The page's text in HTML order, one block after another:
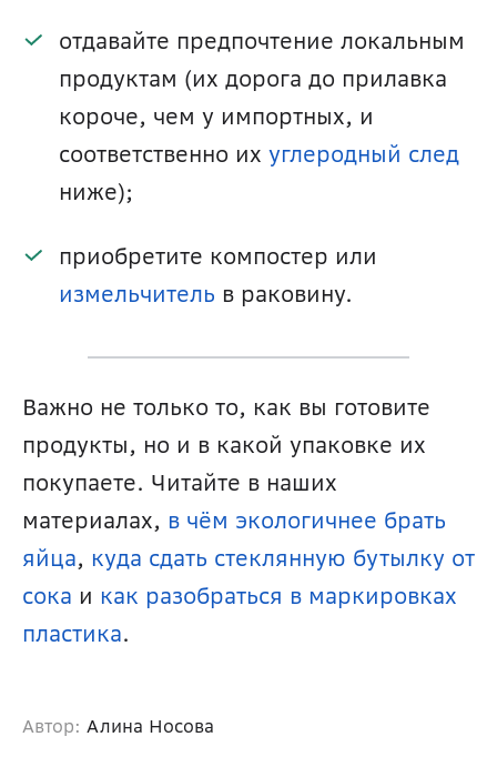
отдавайте предпочтение локальным
продуктам (их дорога до прилавка
короче, чем у импортных, и
соответственно их углеродный след
ниже);
измельчитель в раковину.
Важно не только то, как вы готовите
продукты, но и в какой упаковке их
покупаете. Читайте в наших
материалах, в чём экологичнее брать
яйца, куда сдать стеклянную бутылку от
сока и как разобраться в маркировках
пластика.
Автор: Алина Носова